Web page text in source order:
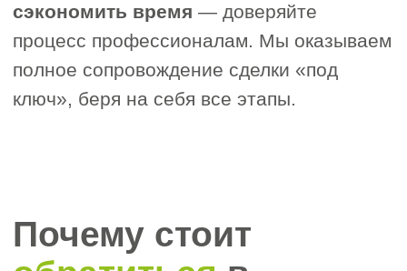
4. Дата регистрации компании в ЕГРЮЛ
5. Наличие лицензий и допусков СРО
Есть